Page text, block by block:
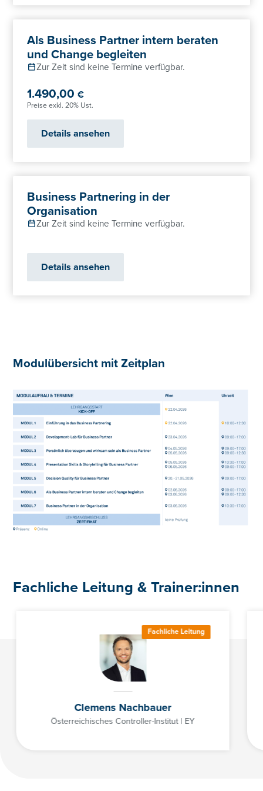
Als Business Partner intern beraten
und Change begleiten
Zur Zeit sind keine Termine verfügbar.
1.490,00€
Preise exkl. 20% Ust.
Details ansehen
Business Partnering in der
Organisation
Zur Zeit sind keine Termine verfügbar.
Details ansehen
Modulübersicht mit Zeitplan
Fachliche Leitung & Trainer:innen
Fachliche Leitung
Clemens Nachbauer
Österreichisches Controller-Institut | EY